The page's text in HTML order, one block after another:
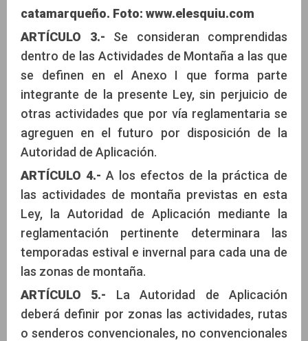
catamarqueño. Foto: www.elesquiu.com
ARTÍCULO 3.- Se consideran comprendidas
dentro de las Actividades de Montaña a las que
se definen en el Anexo I que forma parte
integrante de la presente Ley, sin perjuicio de
otras actividades que por vía reglamentaria se
agreguen en el futuro por disposición de la
Autoridad de Aplicación.
ARTÍCULO 4.- A los efectos de la práctica de
las actividades de montaña previstas en esta
Ley, la Autoridad de Aplicación mediante la
reglamentación pertinente determinara las
temporadas estival e invernal para cada una de
las zonas de montaña.
ARTÍCULO 5.- La Autoridad de Aplicación
deberá definir por zonas las actividades, rutas
o senderos convencionales, no convencionales